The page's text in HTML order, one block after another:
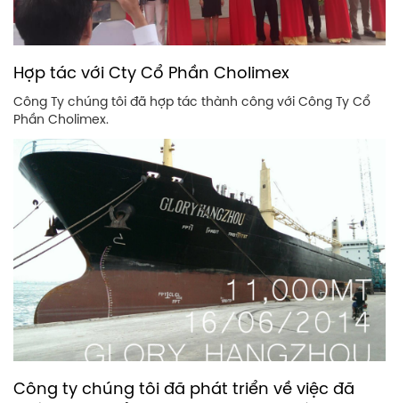
Hợp tác với Cty Cổ Phần Cholimex
Công Ty chúng tôi đã hợp tác thành công với Công Ty Cổ
Phần Cholimex.
Công ty chúng tôi đã phát triển về việc đã